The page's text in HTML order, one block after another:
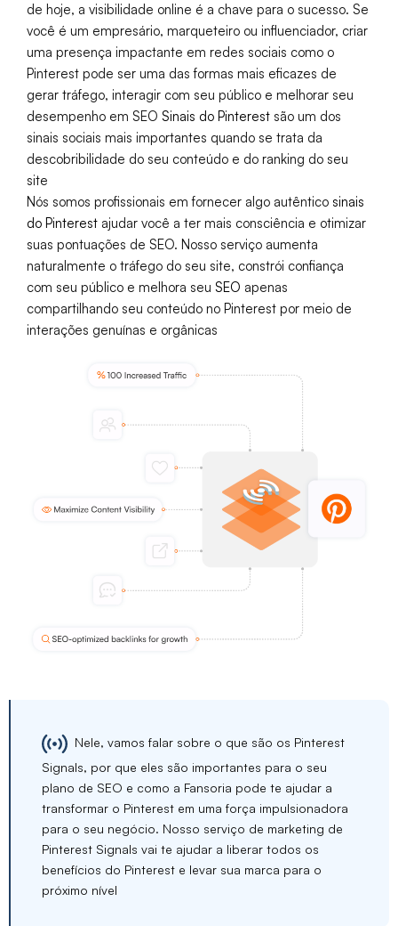
de hoje, a visibilidade online é a chave para o sucesso. Se
você é um empresário, marqueteiro ou influenciador, criar
uma presença impactante em redes sociais como o
Pinterest pode ser uma das formas mais eficazes de
gerar tráfego, interagir com seu público e melhorar seu
desempenho em SEO Sinais do Pinterest são um dos
sinais sociais mais importantes quando se trata da
descobribilidade do seu conteúdo e do ranking do seu
site
Nós somos profissionais em fornecer algo autêntico sinais
do Pinterest ajudar você a ter mais consciência e otimizar
suas pontuações de SEO. Nosso serviço aumenta
naturalmente o tráfego do seu site, constrói confiança
com seu público e melhora seu SEO apenas
compartilhando seu conteúdo no Pinterest por meio de
interações genuínas e orgânicas
Nele, vamos falar sobre o que são os Pinterest
Signals, por que eles são importantes para o seu
plano de SEO e como a Fansoria pode te ajudar a
transformar o Pinterest em uma força impulsionadora
para o seu negócio. Nosso serviço de marketing de
Pinterest Signals vai te ajudar a liberar todos os
benefícios do Pinterest e levar sua marca para o
próximo nível